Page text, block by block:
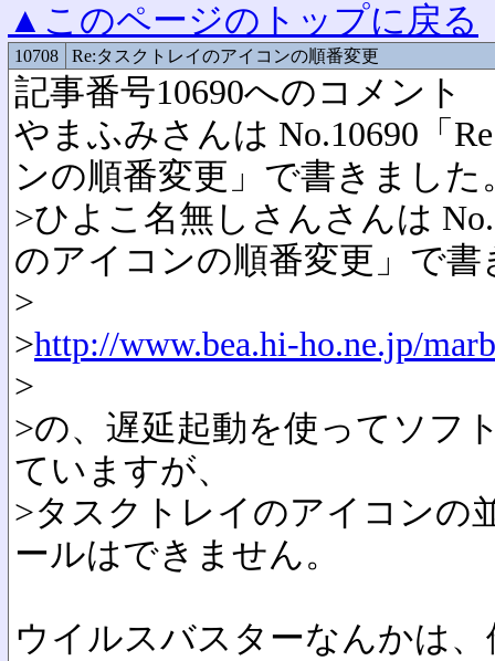
▲このページのトップに戻る
10708 Re:タスクトレイのアイコンの順番変更
記事番号10690へのコメント
やまふみさんは No.10690「
ンの順番変更」で書きました
>ひよこ名無しさんさんは
のアイコンの順番変更」で書
>
>http://www.bea.hi-ho.ne.jp/
>
>の、遅延起動を使ってソフ
ていますが、
>タスクトレイのアイコンの
ールはできません。
ウイルスバスターなんかは